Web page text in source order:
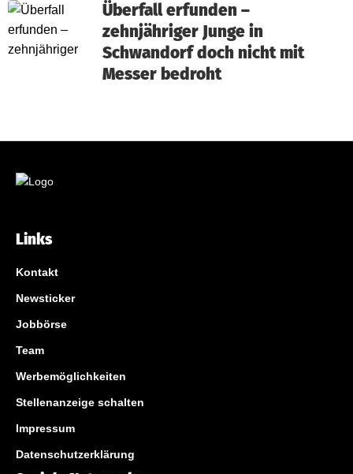
Überfall erfunden –
zehnjähriger Junge in
Schwandorf doch nicht mit
Messer bedroht
Links
Kontakt
Newsticker
Jobbörse
Team
Werbemöglichkeiten
Stellenanzeige schalten
Impressum
Datenschutzerklärung